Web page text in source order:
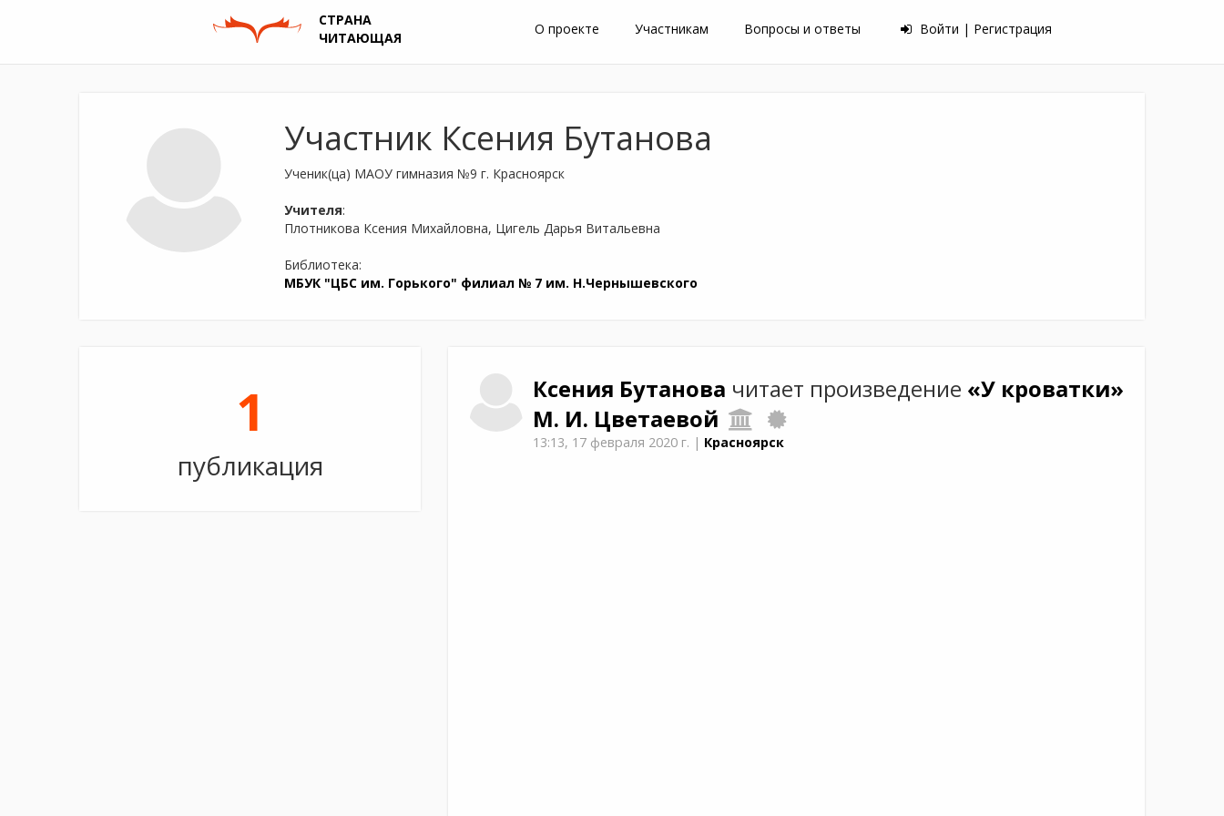
СТРАНА
ЧИТАЮЩАЯ
О проекте Участникам Вопросы и ответы Войти | Регистрация
Участник Ксения Бутанова
Ученик(ца) МАОУ гимназия №9 г. Красноярск
Учителя:
Плотникова Ксения Михайловна, Цигель Дарья Витальевна
Библиотека:
МБУК "ЦБС им. Горького" филиал № 7 им. Н.Чернышевского
1
публикация
Ксения Бутанова читает произведение «У кроватки»
М. И. Цветаевой
13:13, 17 февраля 2020 г. | Красноярск